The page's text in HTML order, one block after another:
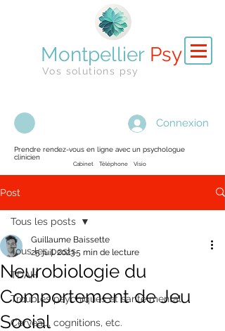
Montpellier Psy
Vos solutions psy
Connexion
Prendre rendez-vous en ligne avec un psychologue
clinicien
Cabinet Téléphone Visio
Post
Tous les posts
TDAH
Troubles psychiques et santé mental
Cerveau, cognitions, etc.
Tous les posts
Neurobiologie du
Comportement de Jeu
Social
Guillaume Baissette
25 juil. 20235 min de lecture